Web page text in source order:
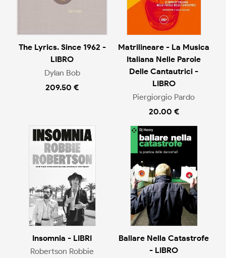
The Lyrics. Since 1962 -
LIBRO
Dylan Bob
209.50 €
Matrilineare - La Musica
Italiana Nelle Parole
Delle Cantautrici -
LIBRO
Piergiorgio Pardo
20.00 €
Insomnia - LIBRI
Robertson Robbie
Ballare Nella Catastrofe
- LIBRO